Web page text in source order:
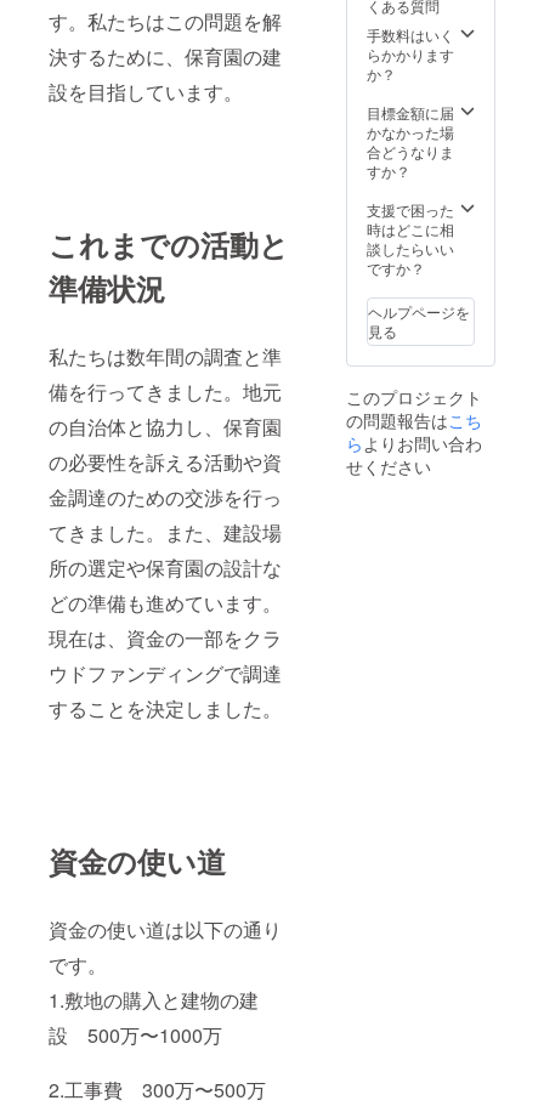
す。私たちはこの問題を解
決するために、保育園の建
設を目指しています。
これまでの活動と
準備状況
私たちは数年間の調査と準
備を行ってきました。地元
の自治体と協力し、保育園
の必要性を訴える活動や資
金調達のための交渉を行っ
てきました。また、建設場
所の選定や保育園の設計な
どの準備も進めています。
現在は、資金の一部をクラ
ウドファンディングで調達
することを決定しました。
資金の使い道
資金の使い道は以下の通り
です。
1.敷地の購入と建物の建
設 500万〜1000万
2.工事費 300万〜500万
くある質問
手数料はいく
らかかります
か？
目標金額に届
かなかった場
合どうなりま
すか？
支援で困った
時はどこに相
談したらいい
ですか？
ヘルプページを
見る
このプロジェクト
の問題報告はこち
らよりお問い合わ
せください